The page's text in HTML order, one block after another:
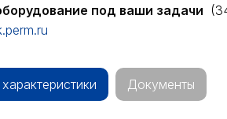
под ваши задачи
Документы